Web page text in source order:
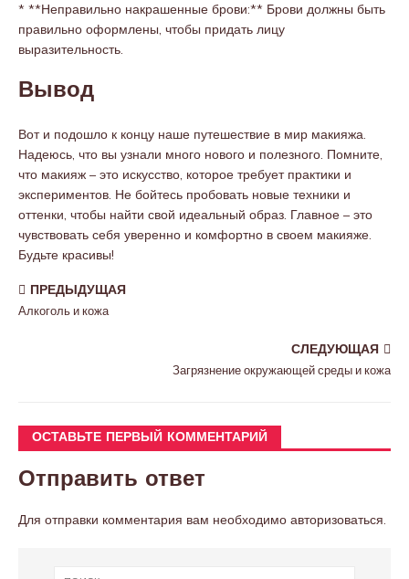
* **Неправильно накрашенные брови:** Брови должны быть
правильно оформлены, чтобы придать лицу
выразительность.
Вывод
Вот и подошло к концу наше путешествие в мир макияжа.
Надеюсь, что вы узнали много нового и полезного. Помните,
что макияж – это искусство, которое требует практики и
экспериментов. Не бойтесь пробовать новые техники и
оттенки, чтобы найти свой идеальный образ. Главное – это
чувствовать себя уверенно и комфортно в своем макияже.
Будьте красивы!
ПРЕДЫДУЩАЯ
Алкоголь и кожа
СЛЕДУЮЩАЯ
Загрязнение окружающей среды и кожа
ОСТАВЬТЕ ПЕРВЫЙ КОММЕНТАРИЙ
Отправить ответ
Для отправки комментария вам необходимо авторизоваться.